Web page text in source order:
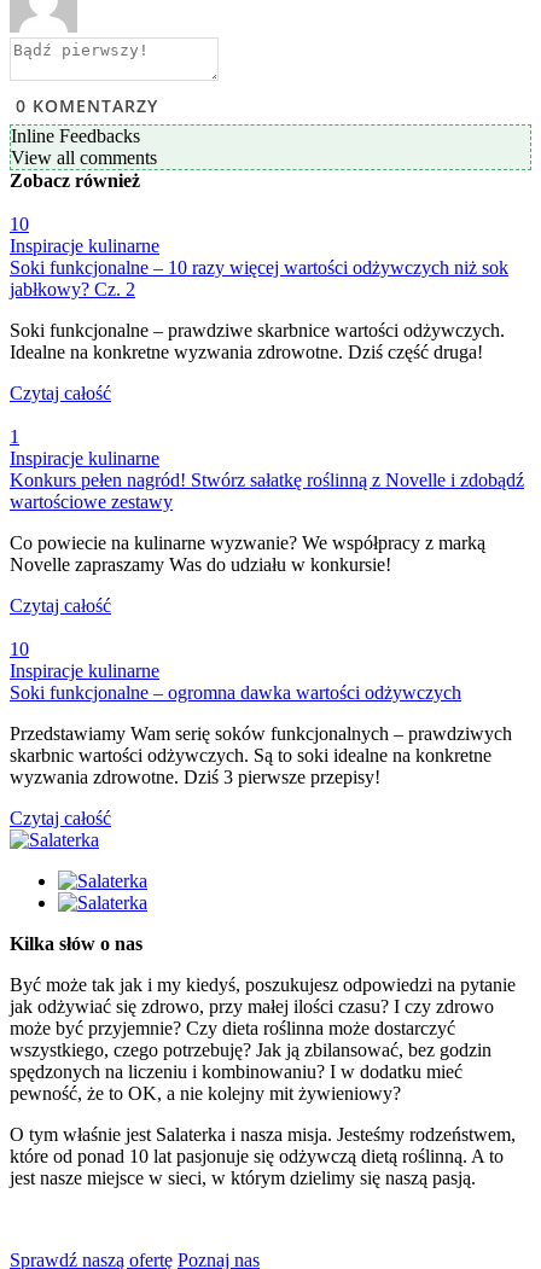
0 KOMENTARZY
Inline Feedbacks
View all comments
Zobacz również
10
Inspiracje kulinarne
Soki funkcjonalne – 10 razy więcej wartości odżywczych niż sok
jabłkowy? Cz. 2
Soki funkcjonalne – prawdziwe skarbnice wartości odżywczych.
Idealne na konkretne wyzwania zdrowotne. Dziś część druga!
Czytaj całość
1
Inspiracje kulinarne
Konkurs pełen nagród! Stwórz sałatkę roślinną z Novelle i zdobądź
wartościowe zestawy
Co powiecie na kulinarne wyzwanie? We współpracy z marką
Novelle zapraszamy Was do udziału w konkursie!
Czytaj całość
10
Inspiracje kulinarne
Soki funkcjonalne – ogromna dawka wartości odżywczych
Przedstawiamy Wam serię soków funkcjonalnych – prawdziwych
skarbnic wartości odżywczych. Są to soki idealne na konkretne
wyzwania zdrowotne. Dziś 3 pierwsze przepisy!
Czytaj całość
Kilka słów o nas
Być może tak jak i my kiedyś, poszukujesz odpowiedzi na pytanie
jak odżywiać się zdrowo, przy małej ilości czasu? I czy zdrowo
może być przyjemnie? Czy dieta roślinna może dostarczyć
wszystkiego, czego potrzebuję? Jak ją zbilansować, bez godzin
spędzonych na liczeniu i kombinowaniu? I w dodatku mieć
pewność, że to OK, a nie kolejny mit żywieniowy?
O tym właśnie jest Salaterka i nasza misja. Jesteśmy rodzeństwem,
które od ponad 10 lat pasjonuje się odżywczą dietą roślinną. A to
jest nasze miejsce w sieci, w którym dzielimy się naszą pasją.
Sprawdź naszą ofertę Poznaj nas